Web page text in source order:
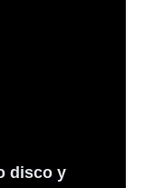
disco y